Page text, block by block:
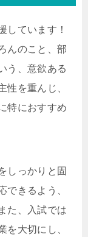
しています！
んのこと、部
う、意欲ある
性を重んじ、
特におすすめ
しっかりと固
できるよう、
た、入試では
を大切にし、